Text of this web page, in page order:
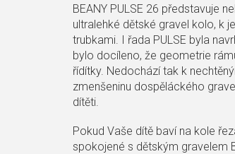
BEANY PULSE 26 představuje
ultralehké dětské gravel kolo, k
trubkami. I řada PULSE byla
bylo docíleno, že geometrie
řídítky. Nedochází tak k
zmenšeninu dospěláckého
dítěti.
Pokud Vaše dítě baví na kole
spokojené s dětským gravelem